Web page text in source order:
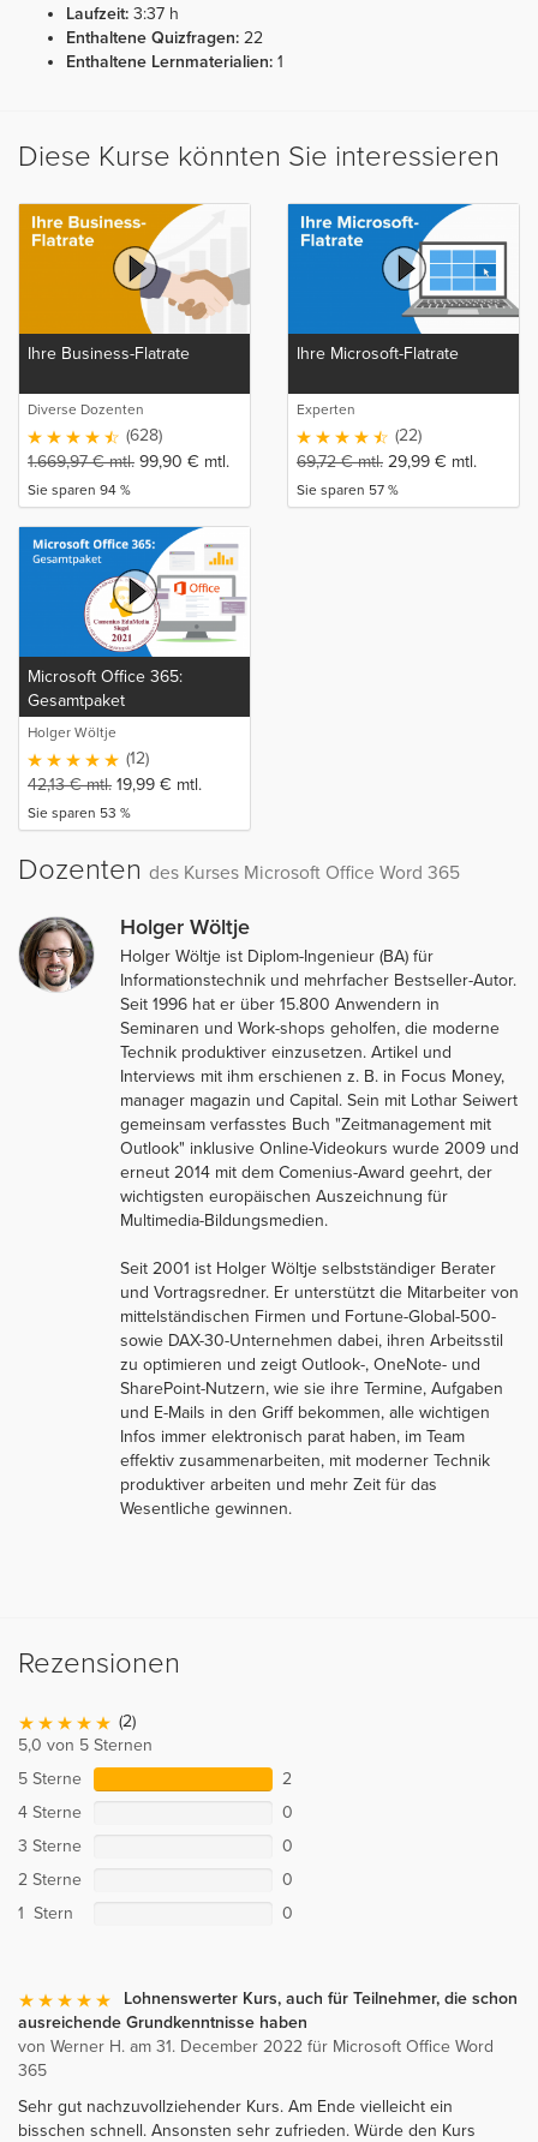
Laufzeit: 3:37 h
Enthaltene Quizfragen: 22
Enthaltene Lernmaterialien: 1
Diese Kurse könnten Sie interessieren
Ihre Business-Flatrate
Diverse Dozenten
(628)
1.669,97€mtl. 99,90 € mtl.
Sie sparen 94 %
Ihre Microsoft-Flatrate
Experten
(22)
69,72€mtl. 29,99 € mtl.
Sie sparen 57 %
Microsoft Office 365:
Gesamtpaket
Holger Wöltje
(12)
42,13€mtl. 19,99 € mtl.
Sie sparen 53 %
Dozenten des Kurses Microsoft Office Word 365
Holger Wöltje
Holger Wöltje ist Diplom-Ingenieur (BA) für
Informationstechnik und mehrfacher Bestseller-Autor.
Seit 1996 hat er über 15.800 Anwendern in
Seminaren und Work-shops geholfen, die moderne
Technik produktiver einzusetzen. Artikel und
Interviews mit ihm erschienen z. B. in Focus Money,
manager magazin und Capital. Sein mit Lothar Seiwert
gemeinsam verfasstes Buch "Zeitmanagement mit
Outlook" inklusive Online-Videokurs wurde 2009 und
erneut 2014 mit dem Comenius-Award geehrt, der
wichtigsten europäischen Auszeichnung für
Multimedia-Bildungsmedien.
Seit 2001 ist Holger Wöltje selbstständiger Berater
und Vortragsredner. Er unterstützt die Mitarbeiter von
mittelständischen Firmen und Fortune-Global-500-
sowie DAX-30-Unternehmen dabei, ihren Arbeitsstil
zu optimieren und zeigt Outlook-, OneNote- und
SharePoint-Nutzern, wie sie ihre Termine, Aufgaben
und E-Mails in den Griff bekommen, alle wichtigen
Infos immer elektronisch parat haben, im Team
effektiv zusammenarbeiten, mit moderner Technik
produktiver arbeiten und mehr Zeit für das
Wesentliche gewinnen.
Rezensionen
(2)
5,0 von 5 Sternen
5 Sterne
2
4 Sterne
0
3 Sterne
0
2 Sterne
0
1 Stern
0
Lohnenswerter Kurs, auch für Teilnehmer, die schon
ausreichende Grundkenntnisse haben
von Werner H. am 31. December 2022 für Microsoft Office Word
365
Sehr gut nachzuvollziehender Kurs. Am Ende vielleicht ein
bisschen schnell. Ansonsten sehr zufrieden. Würde den Kurs